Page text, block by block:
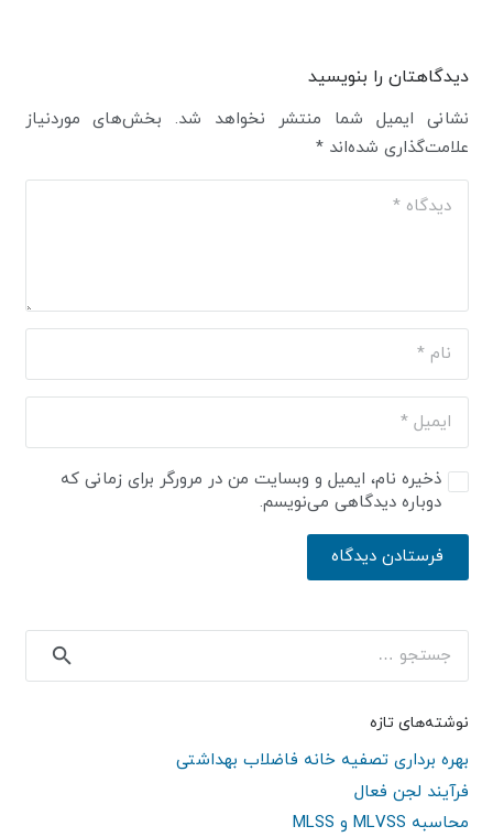
دیدگاهتان را بنویسید
نشانی ایمیل شما منتشر نخواهد شد.
بخش‌های موردنیاز
علامت‌گذاری شده‌اند*
ذخیره نام، ایمیل و وبسایت من در مرورگر برای زمانی که
دوباره دیدگاهی می‌نویسم.
فرستادن دیدگاه
برای:
نوشته‌های تازه
بهره برداری تصفیه خانه فاضلاب بهداشتی
فرآیند لجن فعال
محاسبه MLVSS و MLSS